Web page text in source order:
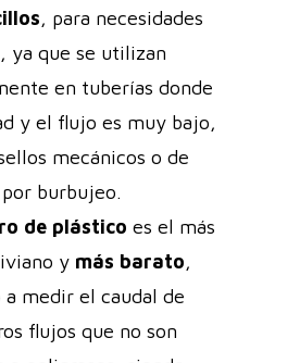
, para necesidades
ya que se utilizan
en tuberías donde
y el flujo es muy bajo,
mecánicos o de
burbujeo.
de plástico es el más
y más barato,
a medir el caudal de
flujos que no son